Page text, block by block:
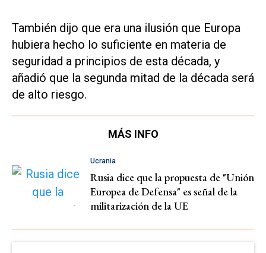
También dijo que era una ilusión que Europa
hubiera hecho lo suficiente en materia de
seguridad a principios de esta década, y
añadió que la segunda mitad de la década será
de alto riesgo.
MÁS INFO
Ucrania
Rusia dice que la propuesta de "Unión
Europea de Defensa" es señal de la
militarización de la UE